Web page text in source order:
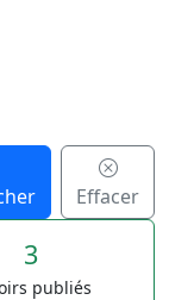
Effacer
3
publiés